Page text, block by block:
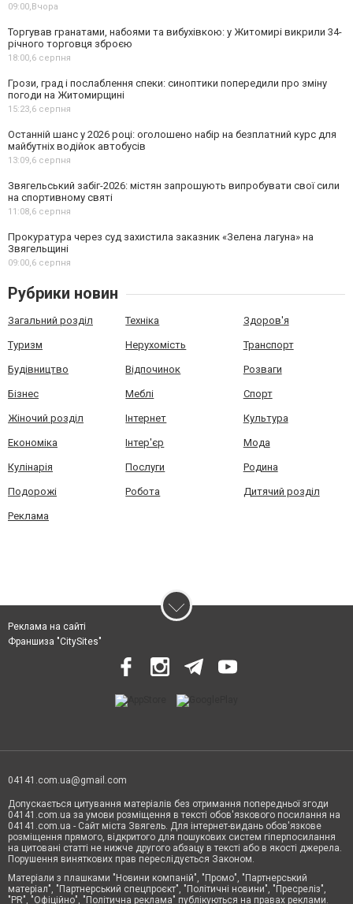
09:00, Вчора
Торгував гранатами, набоями та вибухівкою: у Житомирі викрили 34-
річного торговця зброєю
18:00, 6 серпня
Грози, град і послаблення спеки: синоптики попередили про зміну
погоди на Житомирщині
15:23, 6 серпня
Останній шанс у 2026 році: оголошено набір на безплатний курс для
майбутніх водійок автобусів
13:09, 6 серпня
Звягельський забіг-2026: містян запрошують випробувати свої сили
на спортивному святі
11:08, 6 серпня
Прокуратура через суд захистила заказник «Зелена лагуна» на
Звягельщині
09:00, 6 серпня
Рубрики новин
Загальний розділ Техніка Здоров'я
Туризм Нерухомість Транспорт
Будівництво Відпочинок Розваги
Бізнес Меблі Спорт
Жіночий розділ Інтернет Культура
Економіка Інтер'єр Мода
Кулінарія Послуги Родина
Подорожі Робота Дитячий розділ
Реклама
Реклама на сайті
Франшиза "CitySites"
04141.com.ua@gmail.com
Допускається цитування матеріалів без отримання попередньої згоди
04141.com.ua за умови розміщення в тексті обов'язкового посилання на
04141.com.ua - Сайт міста Звягель. Для інтернет-видань обов'язкове
розміщення прямого, відкритого для пошукових систем гіперпосилання
на цитовані статті не нижче другого абзацу в тексті або в якості джерела.
Порушення виняткових прав переслідується Законом.
Матеріали з плашками "Новини компаній", "Промо", "Партнерський
матеріал", "Партнерський спецпроєкт", "Політичні новини", "Пресреліз",
"PR", "Офіційно", "Політична реклама" публікуються на правах реклами.